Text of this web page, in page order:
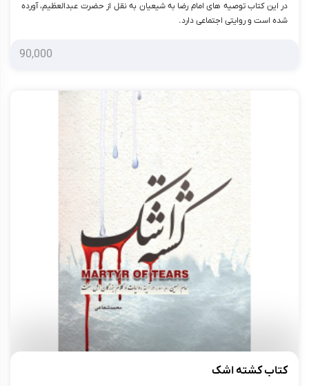
در این کتاب توصیه های امام رضا به شیعیان به نقل از حضرت عبدالعظیم، آورده
شده است و روایتی اجتماعی دارد.
90,000
کتاب کشته اشک